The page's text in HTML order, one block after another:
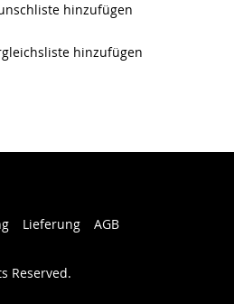
hinzufügen
hinzufügen
Lieferung
AGB
Reserved.